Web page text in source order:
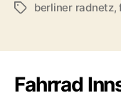
S
l
g
berliner radnetz,
Fahrrad